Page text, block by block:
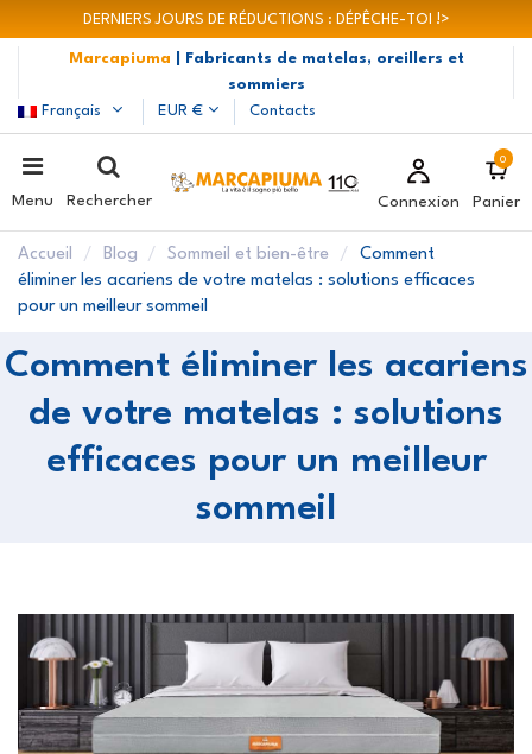
DERNIERS JOURS DE RÉDUCTIONS : DÉPÊCHE-TOI !>
Marcapiuma
| Fabricants de matelas, oreillers et
sommiers
Français
EUR € Contacts
Menu Rechercher Connexion
0
Panier
Accueil Blog Sommeil et bien-être
Comment
éliminer les acariens de votre matelas : solutions efficaces
pour un meilleur sommeil
Comment éliminer les acariens
de votre matelas : solutions
efficaces pour un meilleur
sommeil